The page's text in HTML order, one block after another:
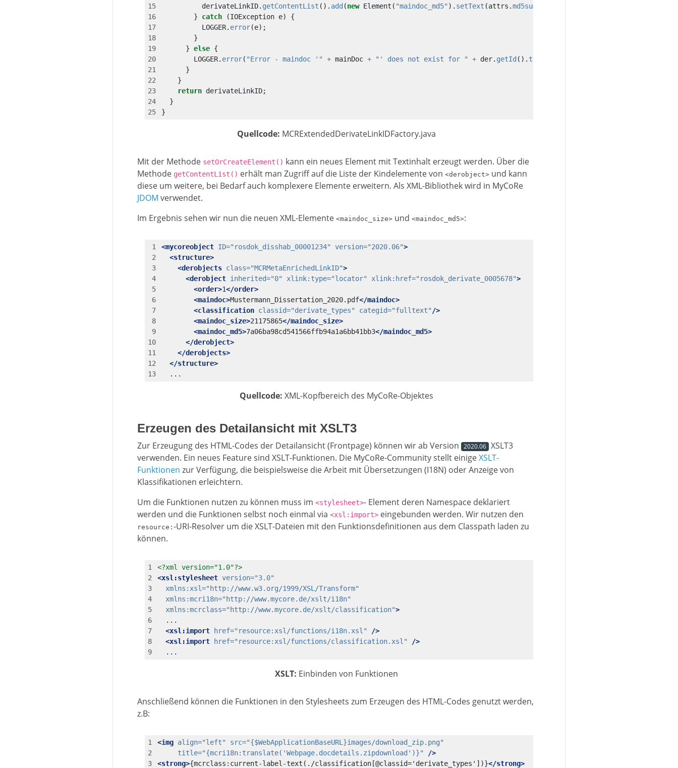
15
16
17
18
19
20
23
24
25
derivateLinkID. getContentList (). add (new Element ( "maindoc_md5" ). setText (attrs .md5sum
}
catch (IOException e)
{
LOGGER. error(e);
}
} else {
LOGGER. error( "Error - maindoc '" + mainDoc + "' does not exist for " + der. getId (). toString
}
}
return derivateLinkID;
}
}
Quellcode: MCRExtendedDerivateLinkIDFactory.java
Mit der Methode setOrCreateElement() kann ein neues Element mit Textinhalt erzeugt werden. Über die
Methode getContentList() erhält man Zugriff auf die Liste der Kindelemente von <derobject> und kann
diese um weitere, bei Bedarf auch komplexere Elemente erweitern. Als XML-Bibliothek wird in MyCoRe
JDOM verwendet.
Im Ergebnis sehen wir nun die neuen XML-Elemente <maindoc_size> und <maindoc_md5>:
3
4
5
6
7
8
9
10
13
<mycoreobject ID="rosdok_disshab_00001234" version="2020.06">
<structure>
<derobjects class="MCRMetaEnrichedLinkID">
<derobject inherited="0" xlink:type="locator" xlink:href="rosdok_derivate_0005678">
<order>1</order>
<maindoc>Mustermann_Dissertation_2020.pdf</maindoc>
<classification classid="derivate_types" categid="fulltext" />
<maindoc_size>21175865</maindoc_size>
<maindoc_md5>7a06ba98cd541566ffb94a1a6bb41bb3</maindoc_md5>
</derobject>
</derobjects>
</structure>
  ...
Quellcode: XML-Kopfbereich des MyCoRe-Objektes
Erzeugen des Detailansicht mit XSLT3
Zur Erzeugung des HTML-Codes der Detailansicht (Frontpage) können wir ab Version 2020.06 XSLT3
verwenden. Ein neues Feature sind XSLT-Funktionen. Die MyCoRe-Community stellt einigeXSLT-
Funktionen zur Verfügung, die beispielsweise die Arbeit mit Übersetzungen (I18N) oder Anzeige von
Klassifikationen erleichtern.
Um die Funktionen nutzen zu können muss im <stylesheet>- Element deren Namespace deklariert
werden und die Funktionen selbst noch einmal via <xsl:import> eingebunden werden. Wir nutzen den
resource: -URI-Resolver um die XSLT-Dateien mit den Funktionsdefinitionen aus dem Classpath laden zu
können.
3
4
5
6
7
8
9
<?xml version="1.0"?>
<xsl:stylesheet version="3.0"
xmlns:xsl="http://www.w3.org/1999/XSL/Transform"
xmlns:mcri18n="http://www.mycore.de/xslt/i18n"
xmlns:mcrclass="http://www.mycore.de/xslt/classification">
<xsl:import
href="resource:xsl/functions/i18n.xsl"
/>
<xsl:import
href="resource:xsl/functions/classification.xsl"
/>
  ...
XSLT: Einbinden von Funktionen
Anschließend können die Funktionen in den Stylesheets zum Erzeugen des HTML-Codes genutzt werden,
z.B:
3
<img align="left" src="{$WebApplicationBaseURL}images/download_zip.png"
title="{mcri18n:translate('Webpage.docdetails.zipdownload')}"
/>
<strong>{mcrclass:current-label-text(./classification[@classid='derivate_types'])}</strong>